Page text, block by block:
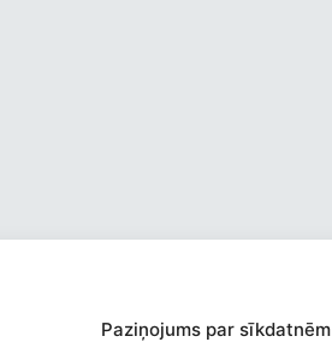
Paziņojums par sīkdatnēm